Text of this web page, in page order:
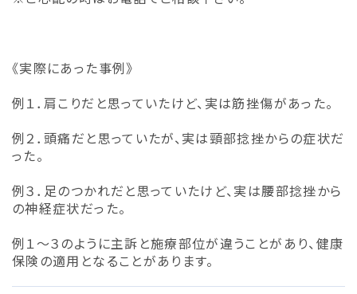
《実際にあった事例》
例１．肩こりだと思っていたけど、実は筋挫傷があった。
例２．頭痛だと思っていたが、実は頸部捻挫からの症状だ
った。
例３．足のつかれだと思っていたけど、実は腰部捻挫から
の神経症状だった。
例１～３のように主訴と施療部位が違うことがあり、健康
保険の適用となることがあります。